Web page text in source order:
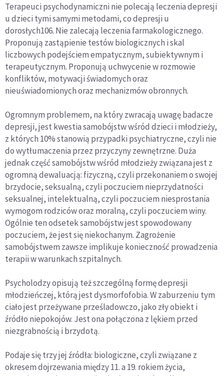
Terapeuci psychodynamiczni nie polecają leczenia depresji
u dzieci tymi samymi metodami, co depresji u
dorosłych106. Nie zalecają leczenia farmakologicznego.
Proponują zastąpienie testów biologicznych i skal
liczbowych podejściem empatycznym, subiektywnym i
terapeutycznym. Proponują uchwycenie w rozmowie
konfliktów, motywacji świadomych oraz
nieuświadomionych oraz mechanizmów obronnych.
Ogromnym problemem, na który zwracają uwagę badacze
depresji, jest kwestia samobójstw wśród dzieci i młodzieży,
z których 10% stanowią przypadki psychiatryczne, czyli nie
do wytłumaczenia przez przyczyny zewnętrzne. Duża
jednak część samobójstw wśród młodzieży związana jest z
ogromną dewaluacją: fizyczną, czyli przekonaniem o swojej
brzydocie, seksualną, czyli poczuciem nieprzydatności
seksualnej, intelektualną, czyli poczuciem niesprostania
wymogom rodziców oraz moralną, czyli poczuciem winy.
Ogólnie ten odsetek samobójstw jest spowodowany
poczuciem, że jest się niekochanym. Zagrożenie
samobójstwem zawsze implikuje konieczność prowadzenia
terapii w warunkach szpitalnych.
Psycholodzy opisują też szczególną formę depresji
młodzieńczej, którą jest dysmorfofobia. W zaburzeniu tym
ciało jest przeżywane prześladowczo, jako zły obiekt i
źródło niepokojów. Jest ona połączona z lękiem przed
niezgrabnością i brzydotą.
Podaje się trzy jej źródła: biologiczne, czyli związane z
okresem dojrzewania między 11. a 19. rokiem życia,